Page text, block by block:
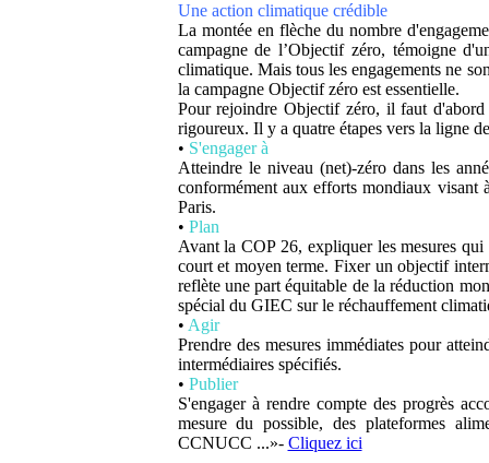
Une action climatique crédible
La montée en flèche du nombre
campagne de l’Objectif zéro, témoigne
climatique. Mais tous les engagements ne
la campagne Objectif zéro est essentielle.
Pour rejoindre Objectif zéro, il faut
rigoureux. Il y a quatre étapes vers la ligne
• S'engager à
Atteindre le niveau (net)-zéro dans les
conformément aux efforts mondiaux
Paris.
• Plan
Avant la COP 26, expliquer les mesures
court et moyen terme. Fixer un objectif
reflète une part équitable de la réduction
spécial du GIEC sur le réchauffement
• Agir
Prendre des mesures immédiates pour
intermédiaires spécifiés.
• Publier
S'engager à rendre compte des progrès
mesure du possible, des plateformes
CCNUCC ...»- Cliquez ici